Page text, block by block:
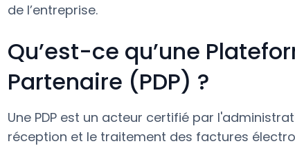
de l’entreprise.
Qu’est-ce qu’une
Partenaire (PDP) ?
Une PDP est un acteur certifié par
réception et le traitement des factures